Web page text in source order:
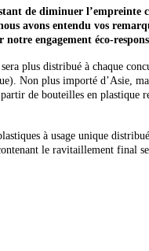
de diminuer l’empreinte
avons entendu vos
notre engagement éco-
plus distribué à chaque
Non plus importé d’Asie,
de bouteilles en plastique
à usage unique
le ravitaillement final